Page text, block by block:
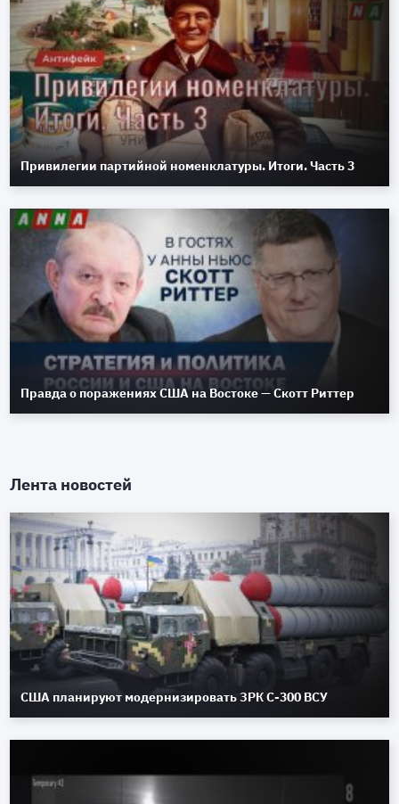
Привилегии партийной номенклатуры. Итоги. Часть 3
Правда о поражениях США на Востоке — Скотт Риттер
Лента новостей
США планируют модернизировать ЗРК С-300 ВСУ